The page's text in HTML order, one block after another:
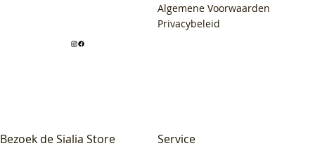
Bezoek de Sialia Store
Algemene Voorwaarden
Privacybeleid
Service